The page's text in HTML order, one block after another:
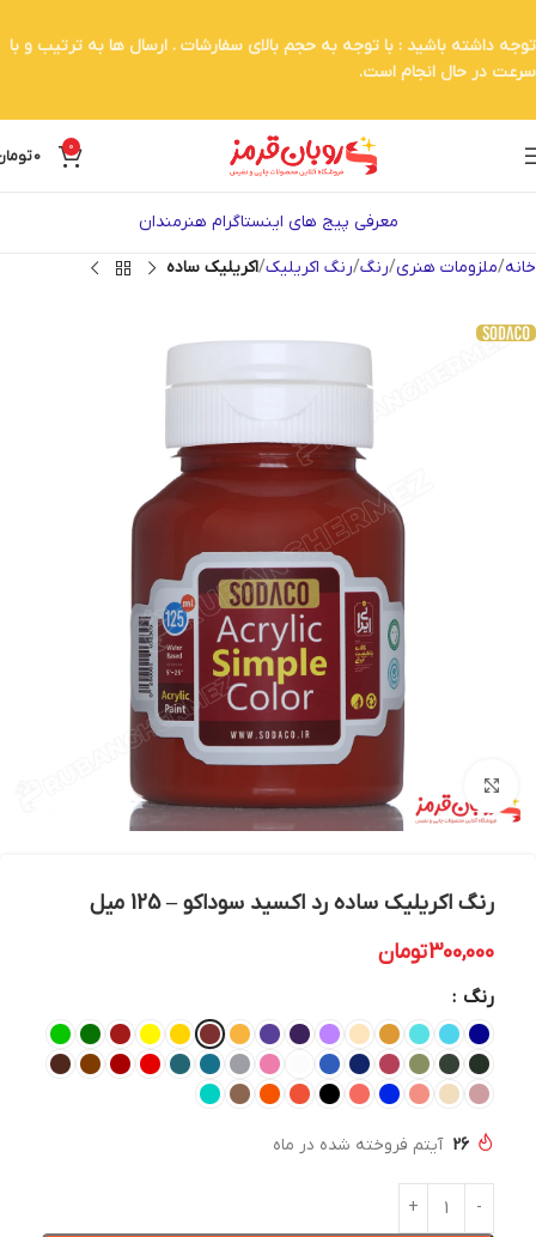
0
0
معرفی پیج های اینستاگرام هنرمندان
خانه ملزومات هنری رنگ رنگ اکریلیک اکریلیک ساده
بزرگنمایی تصویر
رنگ اکریلیک ساده رد اکسید سوداکو – 125 میل
300,000تومان
رنگ
26 آیتم فروخته شده در ماه
توجه داشته باشید : با توجه به حجم بالای سفارشات . ارسال ها به ترتیب و با
سرعت در حال انجام است.